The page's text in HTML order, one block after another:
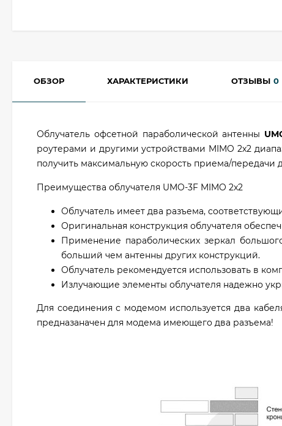
ОБЗОР ХАРАКТЕРИСТИКИ ОТЗЫВЫ 0
Облучатель офсетной параболической антенны
роутерами и другими устройствами MIMO 2х2
получить максимальную скорость приема/передачи
Преимущества облучателя UMO-3F MIMO 2x2
Облучатель имеет два разъема,
Оригинальная конструкция облучателя
Применение параболических зеркал
больший чем антенны других конструкций.
Облучатель рекомендуется использовать в
Излучающие элементы облучателя надежно
Для соединения с модемом используется два
предназаначен для модема имеющего два разъема!